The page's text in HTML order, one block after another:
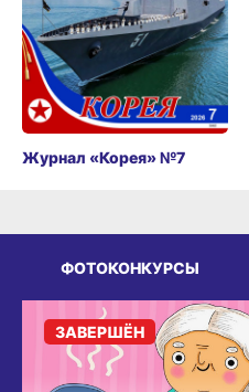
Журнал «Корея» №7
ФОТОКОНКУРСЫ
ЗАВЕРШЁН